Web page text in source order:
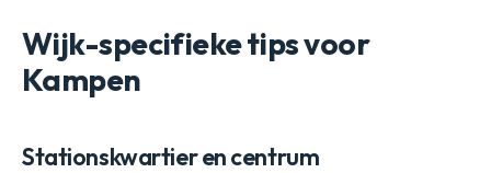
Wijk-specifieke tips voor
Kampen
Stationskwartier en centrum